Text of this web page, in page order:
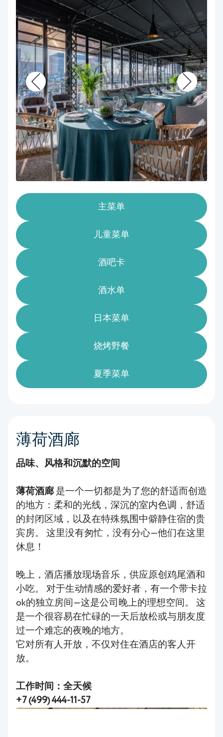
主菜单
儿童菜单
酒吧卡
酒水单
日本菜单
烧烤野餐
夏季菜单
薄荷酒廊
品味、风格和沉默的空间
薄荷酒廊 是一个一切都是为了您的舒适而创造
的地方：柔和的光线，深沉的室内色调，舒适
的封闭区域，以及在特殊氛围中僻静住宿的贵
宾房。 这里没有匆忙，没有分心—他们在这里
休息！
晚上，酒店播放现场音乐，供应原创鸡尾酒和
小吃。 对于生动情感的爱好者，有一个带卡拉
ok的独立房间—这是公司晚上的理想空间。 这
是一个很容易在忙碌的一天后放松或与朋友度
过一个难忘的夜晚的地方。
它对所有人开放，不仅对住在酒店的客人开
放。
工作时间：全天候
+7 (499) 444-11-57